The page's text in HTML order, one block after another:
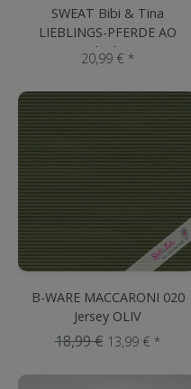
SWEAT Bibi & Tina
LIEBLINGS-PFERDE AO
Flieder
20,99 € *
B-WARE MACCARONI 020
Jersey OLIV
18,99 € 13,99 € *